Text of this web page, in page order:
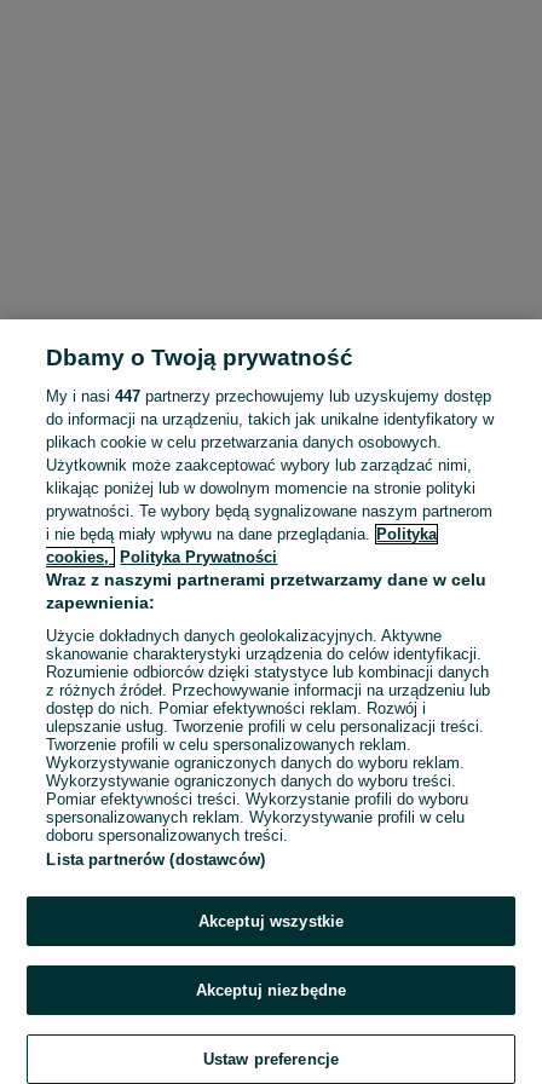
To ogłoszenie nie jest już dostępne
Przejdź na stronę główną
Dbamy o Twoją prywatność
My i nasi447 partnerzy przechowujemy lub uzyskujemy dostęp
do informacji na urządzeniu, takich jak unikalne identyfikatory w
plikach cookie w celu przetwarzania danych osobowych.
Użytkownik może zaakceptować wybory lub zarządzać nimi,
klikając poniżej lub w dowolnym momencie na stronie polityki
prywatności. Te wybory będą sygnalizowane naszym partnerom
i nie będą miały wpływu na dane przeglądania. Polityka
cookies,
Polityka Prywatności
Wraz z naszymi partnerami przetwarzamy dane w celu
zapewnienia:
Użycie dokładnych danych geolokalizacyjnych. Aktywne
skanowanie charakterystyki urządzenia do celów identyfikacji.
Rozumienie odbiorców dzięki statystyce lub kombinacji danych
z różnych źródeł. Przechowywanie informacji na urządzeniu lub
dostęp do nich. Pomiar efektywności reklam. Rozwój i
ulepszanie usług. Tworzenie profili w celu personalizacji treści.
Tworzenie profili w celu spersonalizowanych reklam.
Wykorzystywanie ograniczonych danych do wyboru reklam.
Wykorzystywanie ograniczonych danych do wyboru treści.
Pomiar efektywności treści. Wykorzystanie profili do wyboru
spersonalizowanych reklam. Wykorzystywanie profili w celu
doboru spersonalizowanych treści.
Lista partnerów (dostawców)
Akceptuj wszystkie
Akceptuj niezbędne
Ustaw preferencje